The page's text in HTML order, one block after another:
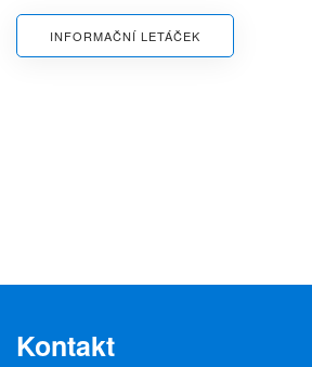
INFORMAČNÍ LETÁČEK
Kontakt